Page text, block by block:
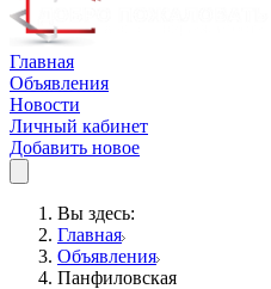
Главная
Объявления
Новости
Личный кабинет
Добавить новое
Вы здесь:
Главная
Объявления
Панфиловская